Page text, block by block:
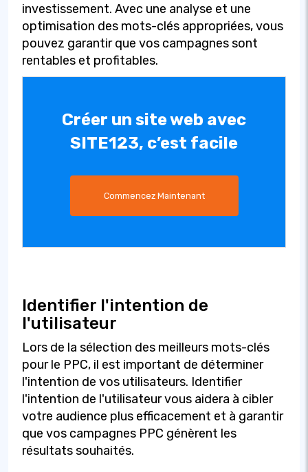
investissement. Avec une analyse et une
optimisation des mots-clés appropriées, vous
pouvez garantir que vos campagnes sont
rentables et profitables.
Créer un site web avec
SITE123, c’est facile
Commencez Maintenant
Identifier l'intention de
l'utilisateur
Lors de la sélection des meilleurs mots-clés
pour le PPC, il est important de déterminer
l'intention de vos utilisateurs. Identifier
l'intention de l'utilisateur vous aidera à cibler
votre audience plus efficacement et à garantir
que vos campagnes PPC génèrent les
résultats souhaités.